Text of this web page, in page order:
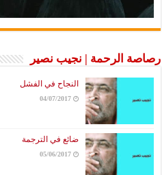
رصاصة الرحمة | نجيب نصير
النجاح في الفشل
04/07/2017
ضائع في الترجمة
05/06/2017